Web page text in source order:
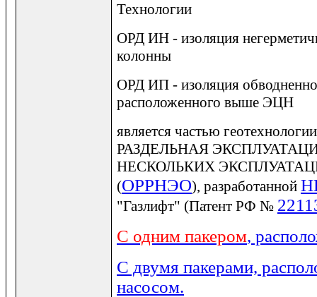
Технологии
ОРД ИН - изоляция
колонны
ОРД ИП - изоляция
расположенного выше ЭЦН
является частью
РАЗДЕЛЬНАЯ
НЕСКОЛЬКИХ
(ОРРНЭО), разработанной
"Газлифт" (Патент РФ №
С одним пакером,
С двумя пакерами,
насосом.